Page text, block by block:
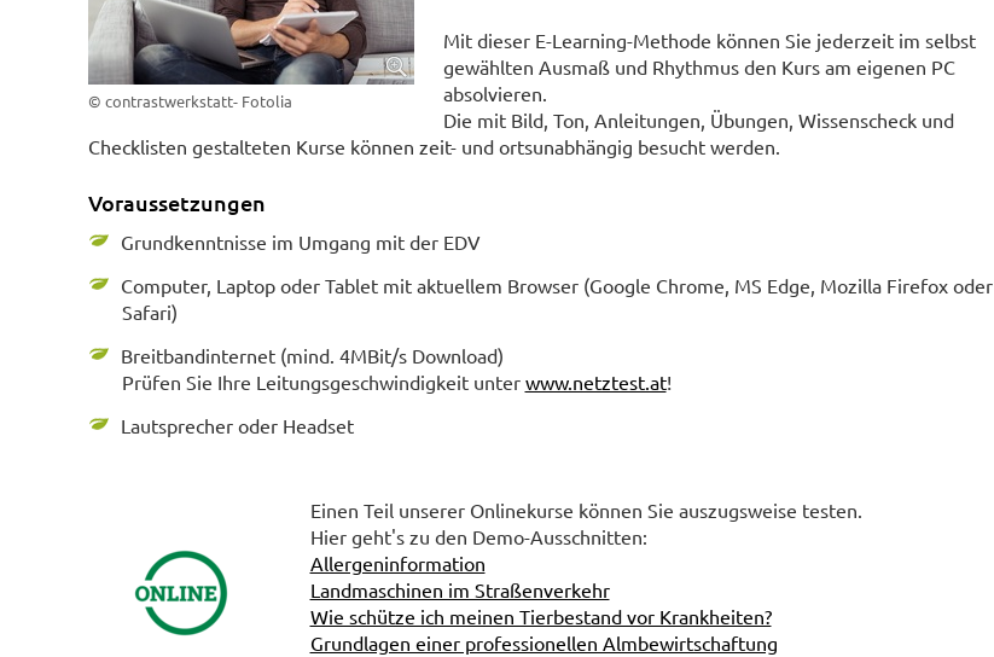
© contrastwerkstatt- Fotolia
Mit dieser E-Learning-Methode können Sie jederzeit im selbst
gewählten Ausmaß und Rhythmus den Kurs am eigenen PC
absolvieren.
Die mit Bild, Ton, Anleitungen, Übungen, Wissenscheck und
Checklisten gestalteten Kurse können zeit- und ortsunabhängig besucht werden.
Voraussetzungen
Grundkenntnisse im Umgang mit der EDV
Computer, Laptop oder Tablet mit aktuellem Browser (Google Chrome, MS Edge, Mozilla Firefox oder
Safari)
Breitbandinternet (mind. 4MBit/s Download)
Prüfen Sie Ihre Leitungsgeschwindigkeit unter www.netztest.at!
Lautsprecher oder Headset
Einen Teil unserer Onlinekurse können Sie auszugsweise testen.
Hier geht's zu den Demo-Ausschnitten:
Allergeninformation
Landmaschinen im Straßenverkehr
Wie schütze ich meinen Tierbestand vor Krankheiten?
Grundlagen einer professionellen Almbewirtschaftung